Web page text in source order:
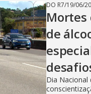
DO R7/19/06/
Mortes
de
Dia Nacional